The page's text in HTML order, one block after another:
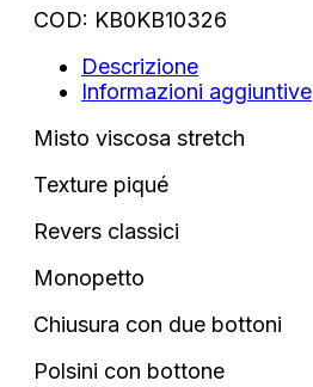
COD: KB0KB10326
Descrizione
Informazioni aggiuntive
Misto viscosa stretch
Texture piqué
Revers classici
Monopetto
Chiusura con due bottoni
Polsini con bottone